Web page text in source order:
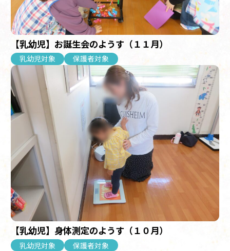
【乳幼児】お誕生会のようす（１１月）
乳幼児対象 保護者対象
【乳幼児】身体測定のようす（１０月）
乳幼児対象 保護者対象